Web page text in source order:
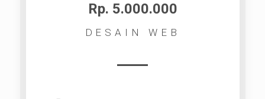
Rp. 5.000.000​
DESAIN WEB